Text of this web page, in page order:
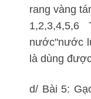
rang vàng
nước"nước
là dùng
d/ Bài 5: